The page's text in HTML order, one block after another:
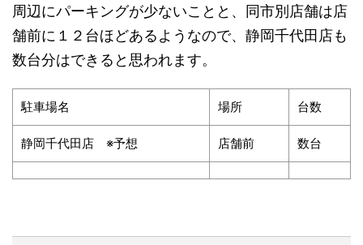
周辺にパーキングが少ないことと、
同市別店舗は店
舗前に１２台ほどあるようなので、 静岡千代田店も
数台分はできると思われます。
駐車場名 場所 台数
静岡千代田店 ※予想 店舗前 数台